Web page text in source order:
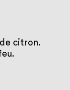
citron.